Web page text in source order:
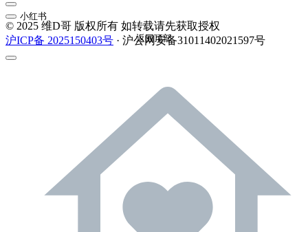
小红书
© 2025 维D哥 版权所有 如转载请先获取授权
沪ICP备 2025150403号 · 沪公网安备31011402021597号
返回顶部